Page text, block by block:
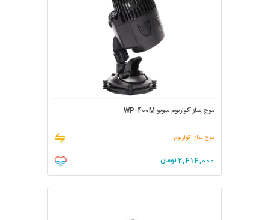
موج ساز آکواریوم سوبو WP-400M
موج ساز آکواریوم
2,414,000تومان